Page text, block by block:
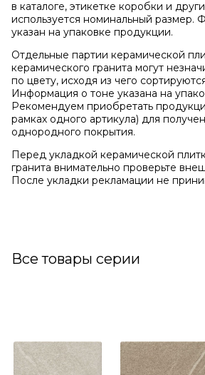
в каталоге, этикетке коробки и
используется номинальный размер.
указан на упаковке продукции.
Отдельные партии керамической
керамического гранита могут
по цвету, исходя из чего
Информация о тоне указана на
Рекомендуем приобретать
рамках одного артикула) для
однородного покрытия.
Перед укладкой керамической
гранита внимательно проверьте
После укладки рекламации не
Все товары серии